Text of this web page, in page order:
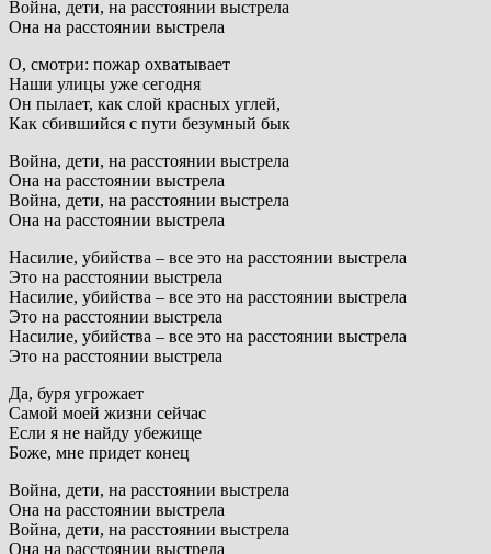
Война, дети, на расстоянии выстрела
Она на расстоянии выстрела
О, смотри: пожар охватывает
Наши улицы уже сегодня
Он пылает, как слой красных углей,
Как сбившийся с пути безумный бык
Война, дети, на расстоянии выстрела
Она на расстоянии выстрела
Война, дети, на расстоянии выстрела
Она на расстоянии выстрела
Насилие, убийства – все это на расстоянии выстрела
Это на расстоянии выстрела
Насилие, убийства – все это на расстоянии выстрела
Это на расстоянии выстрела
Насилие, убийства – все это на расстоянии выстрела
Это на расстоянии выстрела
Да, буря угрожает
Самой моей жизни сейчас
Если я не найду убежище
Боже, мне придет конец
Война, дети, на расстоянии выстрела
Она на расстоянии выстрела
Война, дети, на расстоянии выстрела
Она на расстоянии выстрела